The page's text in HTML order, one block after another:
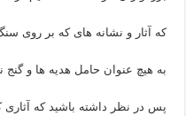
که آثار و نشانه های که بر روی
به هیچ عنوان حامل هدیه ها و گنج
پس در نظر داشته باشید که آثاری